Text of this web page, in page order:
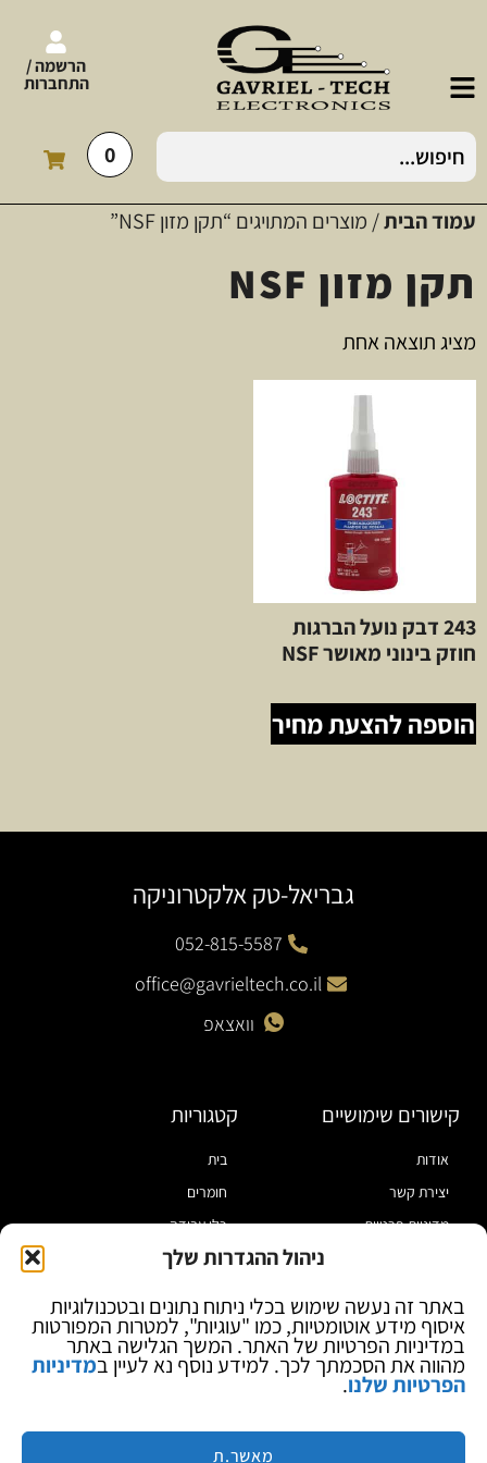
ניהול ההגדרות שלך
באתר זה נעשה שימוש בכלי ניתוח נתונים ובטכנולוגיות
איסוף מידע אוטומטיות, כמו "עוגיות", למטרות המפורטות
במדיניות הפרטיות של האתר. המשך הגלישה באתר
מהווה את הסכמתך לכך. למידע נוסף נא לעיין במדיניות
הפרטיות שלנו.
מאשר.ת
הרשמה /
התחברות
0
עמוד הבית/ מוצרים המתויגים “תקן מזון NSF”
תקן מזון NSF
מציג תוצאה אחת
243 דבק נועל הברגות
חוזק בינוני מאושר NSF
הוספה להצעת מחיר
גבריאל-טק אלקטרוניקה
052-815-5587
office@gavrieltech.co.il
וואצאפ
קישורים שימושיים
אודות
יצירת קשר
מדיניות פרטיות
בלוג
קטגוריות
בית
חומרים
כלי עבודה
מוצרי הלחמה
ספקי כח ומודדים
ציוד אופטי להגדלה
מותגים